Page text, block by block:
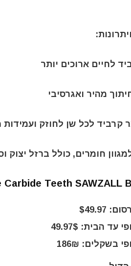
לחיים ארוכים יותר
חומרים, כולל ברזל יצוק
Teeth SAWZALL
$49.97
עד הבית: 49.97$
בשקלים: 186₪